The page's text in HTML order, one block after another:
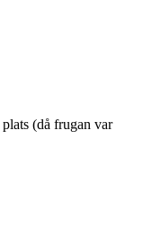
(då frugan var